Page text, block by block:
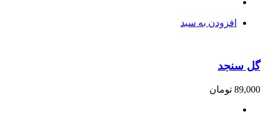
افزودن به سبد
گل سنجد
89,000 تومان